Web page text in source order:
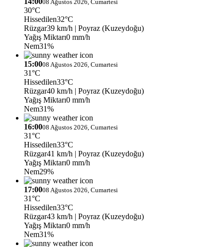
08 Ağustos 2026, Cumartesi
30°C
Hissedilen32°C
Rüzgar39 km/h | Poyraz (Kuzeydoğu)
Yağış Miktarı0 mm/h
Nem31%
15:0008 Ağustos 2026, Cumartesi
31°C
Hissedilen33°C
Rüzgar40 km/h | Poyraz (Kuzeydoğu)
Yağış Miktarı0 mm/h
Nem31%
16:0008 Ağustos 2026, Cumartesi
31°C
Hissedilen33°C
Rüzgar41 km/h | Poyraz (Kuzeydoğu)
Yağış Miktarı0 mm/h
Nem29%
17:0008 Ağustos 2026, Cumartesi
31°C
Hissedilen33°C
Rüzgar43 km/h | Poyraz (Kuzeydoğu)
Yağış Miktarı0 mm/h
Nem31%